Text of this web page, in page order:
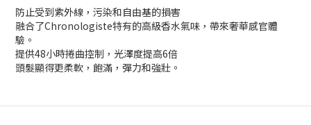
防止受到紫外線，污染和自由基的損害
融合了Chronologiste特有的高級香水氣味，帶來奢華感官體
驗。
提供48小時捲曲控制，光澤度提高6倍
頭髮顯得更柔軟，飽滿，彈力和強壯。